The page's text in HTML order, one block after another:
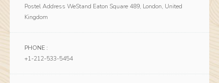
Postel Address WeStand Eaton Square 489, London, United
Kingdom
PHONE :
+1-212-533-5454